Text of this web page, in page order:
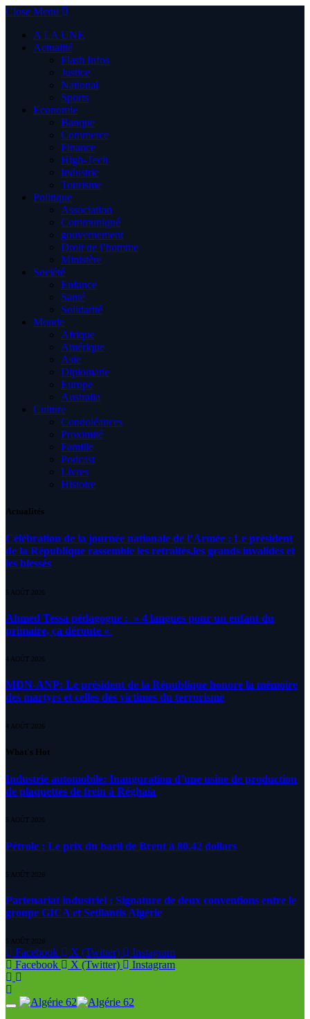
Close Menu
A LA UNE
Actualité
Flash Infos
Justice
National
Sports
Economie
Banque
Commerce
Finance
High-Tech
Industrie
Tourisme
Politique
Association
Communiqué
gouvernement
Droit de l’homme
Ministère
Société
Enfance
Santé
Solidarité
Monde
Afrique
Amérique
Asie
Diplomatie
Europe
Australia
Culture
Condoléances
Proximité
Famille
Podcast
Livres
Histoire
Actualités
Célébration de la journée nationale de l’Armée : Le président
de la République rassemble les retraités,les grands invalides et
les blessés
5 AOÛT 2026
Ahmed Tessa pédagogue : » 4 langues pour un enfant du
primaire, ça déroute «
4 AOÛT 2026
MDN-ANP: Le président de la République honore la mémoire
des martyrs et celles des victimes du terrorisme
4 AOÛT 2026
What's Hot
Industrie automobile: Inauguration d’une usine de production
de plaquettes de frein à Réghaïa
5 AOÛT 2026
Pétrole : Le prix du baril de Brent à 80.42 dollars
5 AOÛT 2026
Partenariat industriel : Signature de deux conventions entre le
groupe GICA et Setllantis Algérie
5 AOÛT 2026
Facebook X (Twitter)
Instagram
Facebook
X (Twitter) Instagram